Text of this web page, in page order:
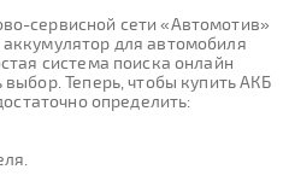
сервисной сети «Автомотив»
для автомобиля
система поиска онлайн
Теперь, чтобы купить АКБ
определить: